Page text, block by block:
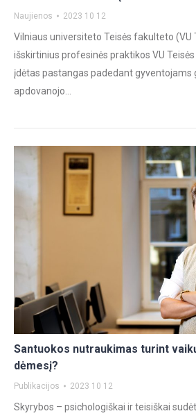
Naujienos 2023 10 12
Vilniaus universiteto Teisės fakulteto (VU
išskirtinius profesinės praktikos VU
įdėtas pastangas padedant gyventojams
apdovanojo…
Santuokos nutraukimas turint
dėmesį?
Publikacijos 2023 10 12
Skyrybos – psichologiškai ir teisiškai